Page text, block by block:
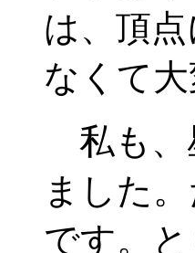
は、頂
なくて大
私も、
ました
です。